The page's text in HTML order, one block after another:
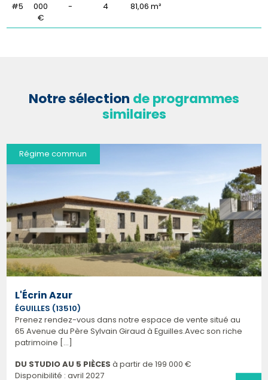
#5
000
€
- 4 81,06 m²
Notre sélection de programmes
similaires
Régime commun
L'Écrin Azur
ÉGUILLES (13510)
Prenez rendez-vous dans notre espace de vente situé au
65 Avenue du Père Sylvain Giraud à Eguilles.Avec son riche
patrimoine [...]
DU STUDIO AU 5 PIÈCES à partir de 199 000 €
Disponibilité : avril 2027